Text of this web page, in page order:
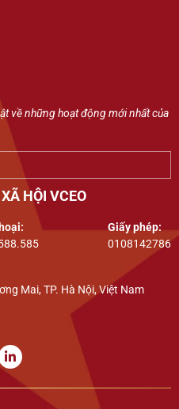
về những hoạt động mới nhất của
HỘI VCEO
Giấy phép:
0108142786
Mai, TP. Hà Nội, Việt Nam